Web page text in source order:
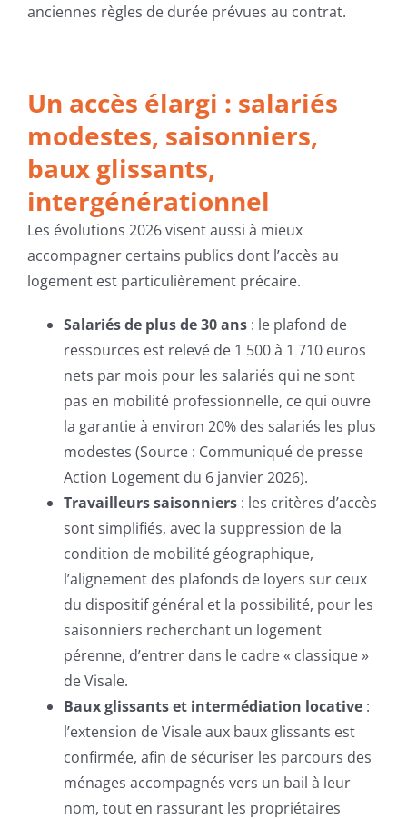
anciennes règles de durée prévues au contrat.
Un accès élargi : salariés
modestes, saisonniers,
baux glissants,
intergénérationnel
Les évolutions 2026 visent aussi à mieux
accompagner certains publics dont l’accès au
logement est particulièrement précaire.
Salariés de plus de 30 ans : le plafond de
ressources est relevé de 1 500 à 1 710 euros
nets par mois pour les salariés qui ne sont
pas en mobilité professionnelle, ce qui ouvre
la garantie à environ 20% des salariés les plus
modestes (Source : Communiqué de presse
Action Logement du 6 janvier 2026).
Travailleurs saisonniers : les critères d’accès
sont simplifiés, avec la suppression de la
condition de mobilité géographique,
l’alignement des plafonds de loyers sur ceux
du dispositif général et la possibilité, pour les
saisonniers recherchant un logement
pérenne, d’entrer dans le cadre « classique »
de Visale.
Baux glissants et intermédiation locative :
l’extension de Visale aux baux glissants est
confirmée, afin de sécuriser les parcours des
ménages accompagnés vers un bail à leur
nom, tout en rassurant les propriétaires